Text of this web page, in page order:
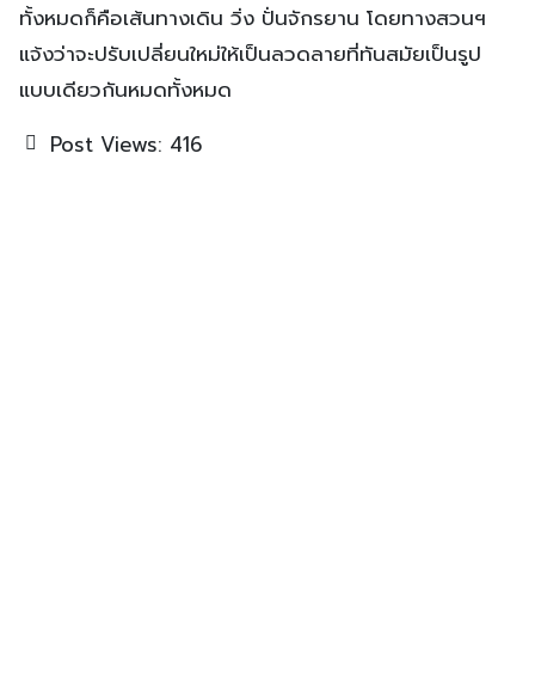
ทั้งหมดก็คือเส้นทางเดิน วิ่ง ปั่นจักรยาน โดยทางสวนฯ
แจ้งว่าจะปรับเปลี่ยนใหม่ให้เป็นลวดลายที่ทันสมัยเป็นรูป
แบบเดียวกันหมดทั้งหมด
Post Views: 416